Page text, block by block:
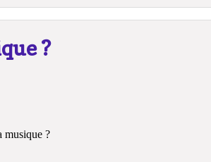
?
musique ?